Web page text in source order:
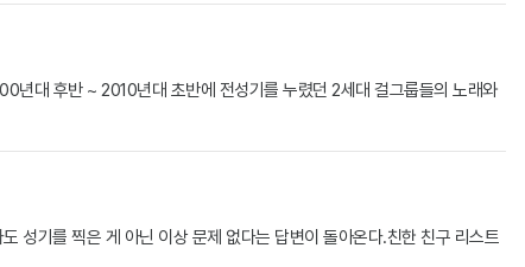
년대 후반 ~ 2010년대 초반에 전성기를 누렸던 2세대 걸그룹들의 노래와
성기를 찍은 게 아닌 이상 문제 없다는 답변이 돌아온다.친한 친구 리스트